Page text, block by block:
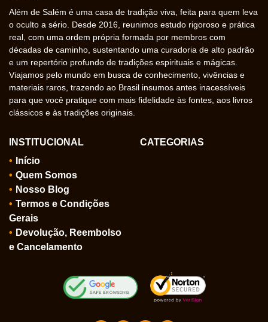
Além de Salém é uma casa de tradição viva, feita para quem leva
o oculto a sério. Desde 2016, reunimos estudo rigoroso e prática
real, com uma ordem própria formada por membros com
décadas de caminho, sustentando uma curadoria de alto padrão
e um repertório profundo de tradições espirituais e mágicas.
Viajamos pelo mundo em busca de conhecimento, vivências e
materiais raros, trazendo ao Brasil insumos antes inacessíveis
para que você pratique com mais fidelidade às fontes, aos livros
clássicos e às tradições originais.
INSTITUCIONAL
Início
Quem Somos
Nosso Blog
Termos e Condições
Gerais
Devolução, Reembolso
e Cancelamento
CATEGORIAS